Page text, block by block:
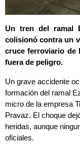
Un tren del ramal
colisionó contra un
cruce ferroviario de
fuera de peligro.
Un grave accidente
formación del ramal
micro de la empresa
Pravaz. El choque
heridas, aunque
oficiales.